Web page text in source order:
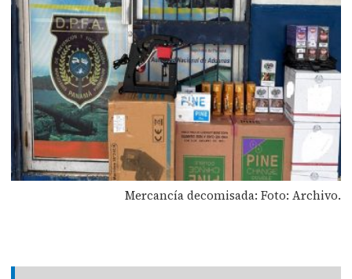
Mercancía decomisada: Foto: Archivo.